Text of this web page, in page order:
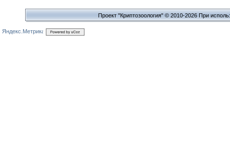
Проект "Криптозоология" © 2010-2026 При